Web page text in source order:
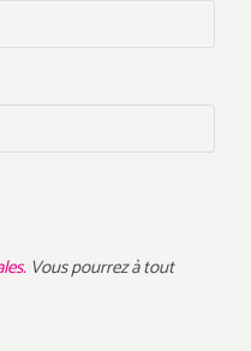
Vous pourrez à tout